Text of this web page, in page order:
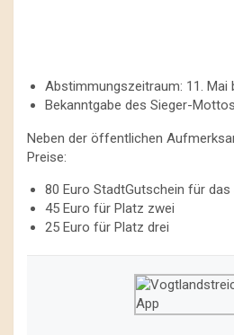
Abstimmungszeitraum: 11. Mai
Bekanntgabe des Sieger-
Neben der öffentlichen
Preise:
80 Euro StadtGutschein für
45 Euro für Platz zwei
25 Euro für Platz drei